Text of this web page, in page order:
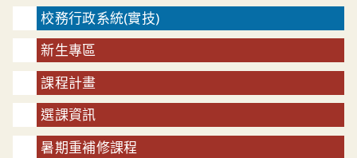
校務行政系統(實技)
新生專區
課程計畫
選課資訊
暑期重補修課程